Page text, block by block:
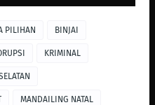
PILIHAN BINJAI
KRIMINAL
MANDAILING NATAL